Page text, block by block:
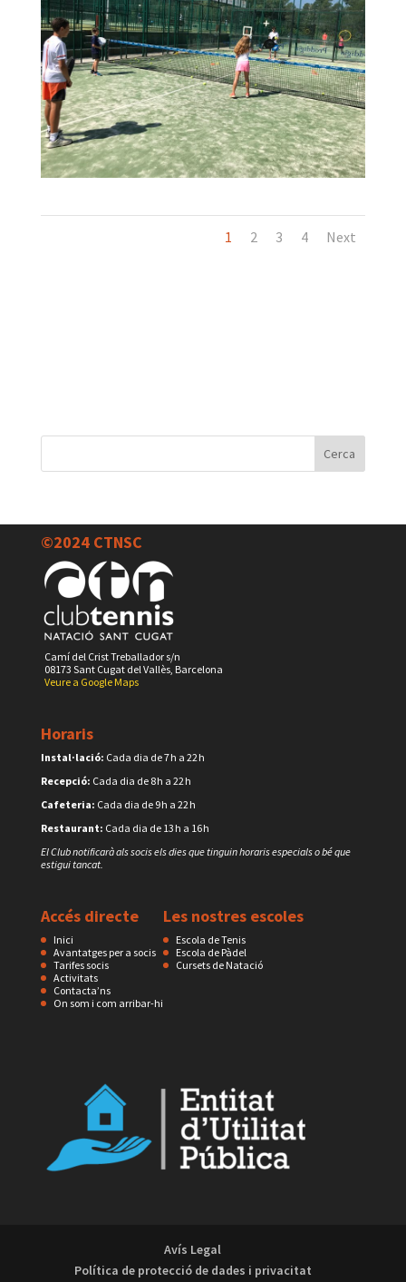
1 2 3 4 Next
©2024 CTNSC
Camí del Crist Treballador s/n
08173 Sant Cugat del Vallès, Barcelona
Veure a Google Maps
Horaris
Instal·lació: Cada dia de 7 h a 22 h
Recepció: Cada dia de 8 h a 22 h
Cafeteria: Cada dia de 9 h a 22 h
Restaurant: Cada dia de 13 h a 16 h
El Club notificarà als socis els dies que tinguin horaris especials o bé que
estigui tancat.
Accés directe
Inici
Avantatges per a socis
Tarifes socis
Activitats
Contacta’ns
On som i com arribar-hi
Les nostres escoles
Escola de Tenis
Escola de Pàdel
Cursets de Natació
Avís Legal
Política de protecció de dades i privacitat